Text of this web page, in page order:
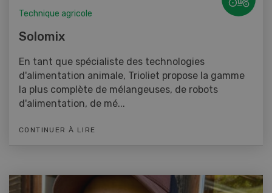
Technique agricole
Solomix
En tant que spécialiste des technologies
d'alimentation animale, Trioliet propose la gamme
la plus complète de mélangeuses, de robots
d'alimentation, de mé...
CONTINUER À LIRE